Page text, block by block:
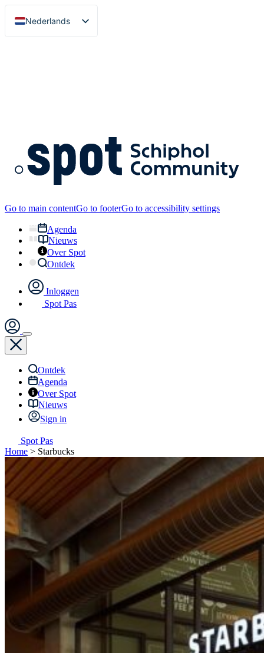
Nederlands
English
Go to main contentGo to footerGo to accessibility settings
Agenda
Nieuws
Over Spot
Ontdek
Inloggen
Spot Pas
Ontdek
Agenda
Over Spot
Nieuws
Sign in
Spot Pas
Home > Starbucks